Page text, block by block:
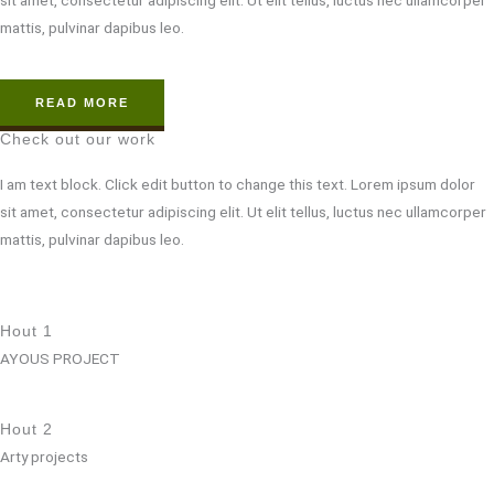
mattis, pulvinar dapibus leo.
READ MORE
Check out our work
I am text block. Click edit button to change this text. Lorem ipsum dolor
sit amet, consectetur adipiscing elit. Ut elit tellus, luctus nec ullamcorper
mattis, pulvinar dapibus leo.
Hout 1
AYOUS PROJECT
Hout 2
Arty projects